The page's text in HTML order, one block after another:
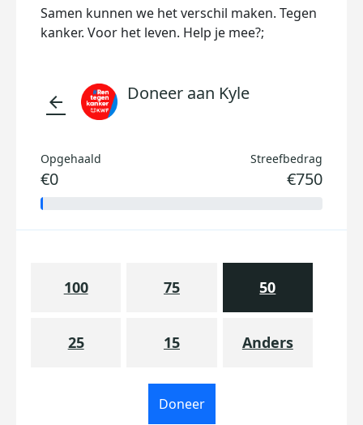
Samen kunnen we het verschil maken. Tegen
kanker. Voor het leven. Help je mee?;
arrow_back Doneer aan Kyle
Opgehaald
€0
Streefbedrag
€750
100 75 50
25 15 Anders
Doneer